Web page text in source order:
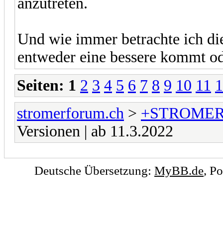
Und wie immer betrachte ich
entweder eine bessere kommt
Seiten: 1 2 3 4 5 6 7 8 9 10 11
stromerforum.ch >
Versionen | ab 11.3.2022
Deutsche Übersetzung: MyBB.de,